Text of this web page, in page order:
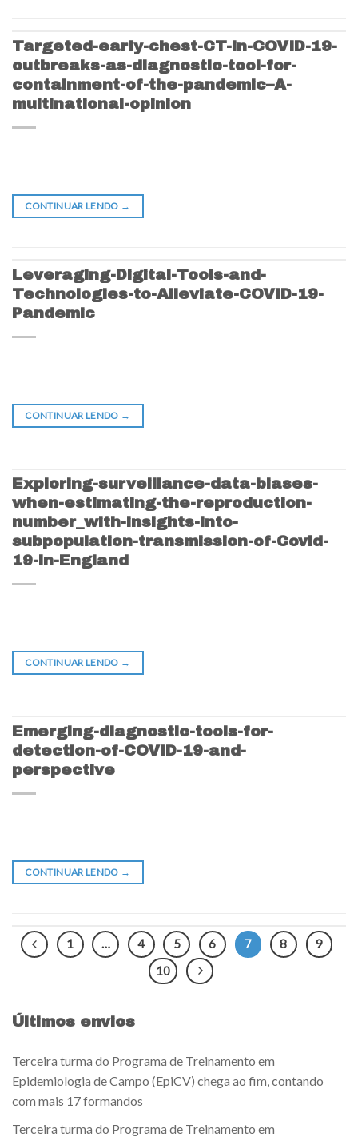
Targeted-early-chest-CT-in-COVID-19-
outbreaks-as-diagnostic-tool-for-
containment-of-the-pandemic–A-
multinational-opinion
CONTINUAR LENDO →
Leveraging-Digital-Tools-and-
Technologies-to-Alleviate-COVID-19-
Pandemic
CONTINUAR LENDO →
Exploring-surveillance-data-biases-
when-estimating-the-reproduction-
number_with-insights-into-
subpopulation-transmission-of-Covid-
19-in-England
CONTINUAR LENDO →
Emerging-diagnostic-tools-for-
detection-of-COVID-19-and-
perspective
CONTINUAR LENDO →
1 … 4 5 6 7 8
9
10
Últimos envios
Terceira turma do Programa de Treinamento em
Epidemiologia de Campo (EpiCV) chega ao fim, contando
com mais 17 formandos
Terceira turma do Programa de Treinamento em